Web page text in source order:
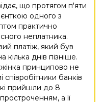
що протягом п'яти
одного з
практично
неплатника.
платіж, який був
днів пізніше.
принципово не
співробітники банків
прийшли до 8
а її